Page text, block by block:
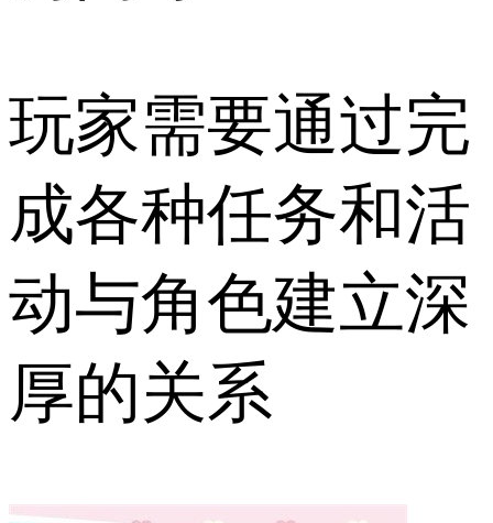
玩家需要通过完
成各种任务和活
动与角色建立深
厚的关系